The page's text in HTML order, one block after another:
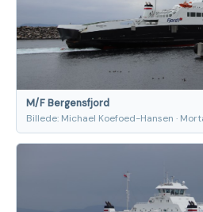
M/F Bergensfjord
Billede: Michael Koefoed-Hansen ·